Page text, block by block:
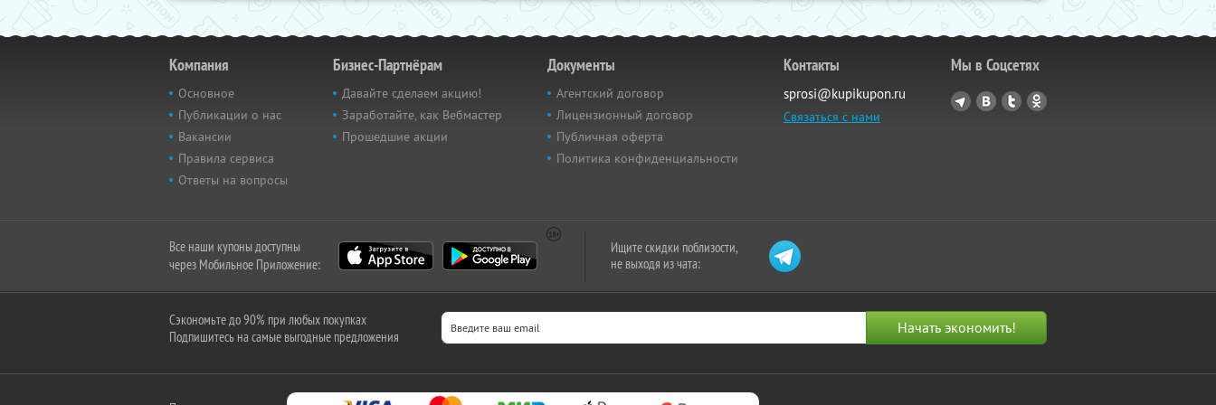
Компания
Основное
Публикации о нас
Вакансии
Правила сервиса
Ответы на вопросы
Бизнес-Партнёрам
Давайте сделаем акцию!
Заработайте, как Вебмастер
Прошедшие акции
Документы
Агентский договор
Лицензионный договор
Публичная оферта
Политика конфиденциальности
Контакты
sprosi@kupikupon.ru
Связаться с нами
Мы в Соцсетях
Все наши купоны доступны
через Мобильное Приложение:
Ищите скидки поблизости,
не выходя из чата:
Сэкономьте до 90% при любых покупках
Подпишитесь на самые выгодные предложения